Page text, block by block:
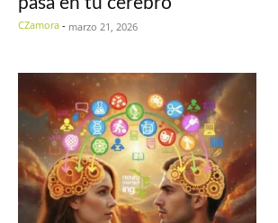
CZamora - marzo 21, 2026